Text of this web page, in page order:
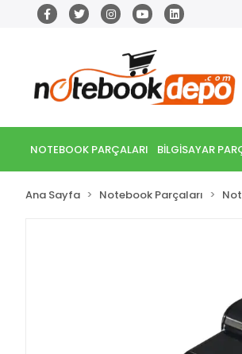
NOTEBOOK PARÇALARI BİLGİSAYAR
Ana Sayfa Notebook Parçaları